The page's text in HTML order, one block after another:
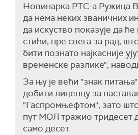
Новинарка РТС-а Ружица
да нема неких званичних
да искуство показује да
стићи, пре свега за рад,
бити познато најкасније
временске разлике",
За њу је већи "знак
добити лиценцу за
"Гаспромњефтом", зато
пут МОЛ тражио тридесет
само десет.